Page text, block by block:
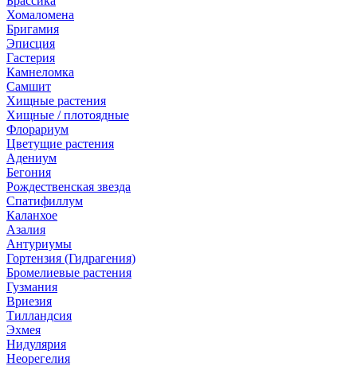
Хомаломена
Бригамия
Эписция
Гастерия
Камнеломка
Самшит
Хищные растения
Хищные / плотоядные
Флорариум
Цветущие растения
Адениум
Бегония
Рождественская звезда
Спатифиллум
Каланхое
Азалия
Антуриумы
Гортензия (Гидрагения)
Бромелиевые растения
Гузмания
Вриезия
Тилландсия
Эхмея
Нидулярия
Неорегелия